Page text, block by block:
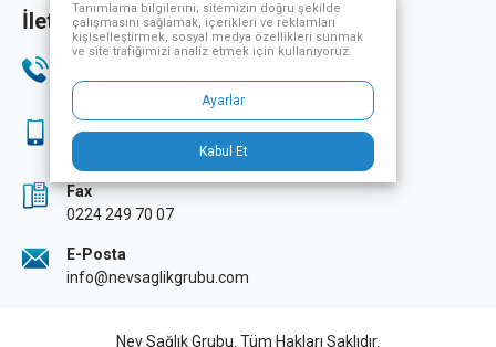
İletişim Bilgileri
444 33 32
Sağlık Turizmi
Fax
0224 249 70 07
E-Posta
info@nevsaglikgrubu.com
Nev Sağlık Grubu. Tüm Hakları Saklıdır.
Tanımlama bilgilerini; sitemizin doğru şekilde
çalışmasını sağlamak, içerikleri ve reklamları
kişiselleştirmek, sosyal medya özellikleri sunmak
ve site trafiğimizi analiz etmek için kullanıyoruz.
Ayarlar
Kabul Et